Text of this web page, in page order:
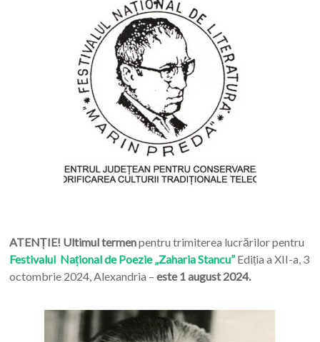
ATENȚIE! Ultimul termenpentru trimiterea lucrărilor pentru
Festivalul Național de Poezie „Zaharia Stancu”Ediția a XII-a, 3
octombrie 2024, Alexandria – este 1 august 2024.